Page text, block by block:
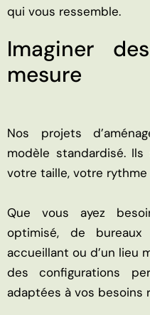
qui vous ressemble.
Imaginer
mesure
Nos projets
modèle standardisé.
votre taille, votre
Que vous ayez
optimisé, de bureaux
accueillant ou d’un lieu
des configurations
adaptées à vos besoins